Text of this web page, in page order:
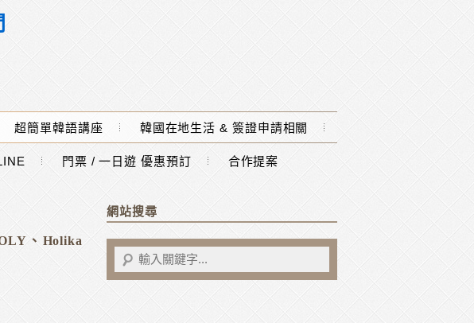
超簡單韓語講座 韓國在地生活 & 簽證申請相關
門票 / 一日遊 優惠預訂 合作提案
、Holika
網站搜尋